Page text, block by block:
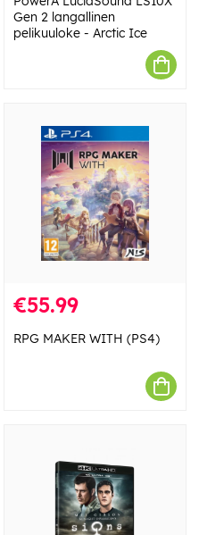
Gen 2 langallinen
pelikuuloke - Arctic Ice
€55.99
RPG MAKER WITH (PS4)